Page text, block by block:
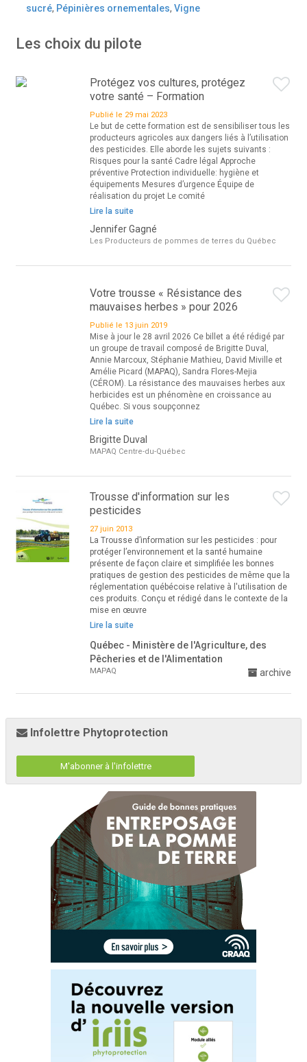
sucré, Pépinières ornementales, Vigne
Les choix du pilote
Protégez vos cultures, protégez
votre santé – Formation
Publié le 29 mai 2023
Le but de cette formation est de sensibiliser tous les
producteurs agricoles aux dangers liés à l’utilisation
des pesticides. Elle aborde les sujets suivants :
Risques pour la santé Cadre légal Approche
préventive Protection individuelle: hygiène et
équipements Mesures d’urgence Équipe de
réalisation du projet Le comité
Lire la suite
Jennifer Gagné
Les Producteurs de pommes de terres du Québec
Votre trousse « Résistance des
mauvaises herbes » pour 2026
Publié le 13 juin 2019
Mise à jour le 28 avril 2026 Ce billet a été rédigé par
un groupe de travail composé de Brigitte Duval,
Annie Marcoux, Stéphanie Mathieu, David Miville et
Amélie Picard (MAPAQ), Sandra Flores-Mejia
(CÉROM). La résistance des mauvaises herbes aux
herbicides est un phénomène en croissance au
Québec. Si vous soupçonnez
Lire la suite
Brigitte Duval
MAPAQ Centre-du-Québec
Trousse d'information sur les
pesticides
27 juin 2013
La Trousse d’information sur les pesticides : pour
protéger l’environnement et la santé humaine
présente de façon claire et simplifiée les bonnes
pratiques de gestion des pesticides de même que la
réglementation québécoise relative à l'utilisation de
ces produits. Conçu et rédigé dans le contexte de la
mise en œuvre
Lire la suite
Québec - Ministère de l'Agriculture, des
Pêcheries et de l'Alimentation
archive
MAPAQ
Infolettre Phytoprotection
M'abonner à l'infolettre